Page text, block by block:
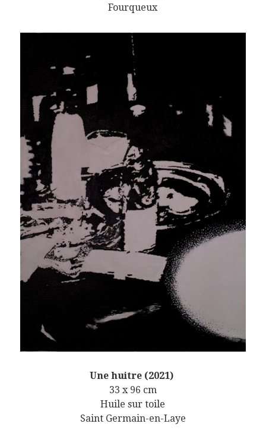
Fourqueux
Une huitre (2021)
33 x 96 cm
Huile sur toile
Saint Germain-en-Laye